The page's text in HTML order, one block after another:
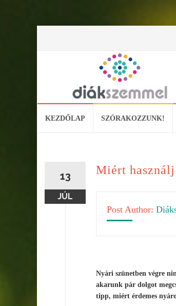
KEZDŐLAP SZÓRAKOZZUNK!
13
JÚL
Miért
Post Author:
Nyári szünetben végre
akarunk pár dolgot
tipp, miért érdemes